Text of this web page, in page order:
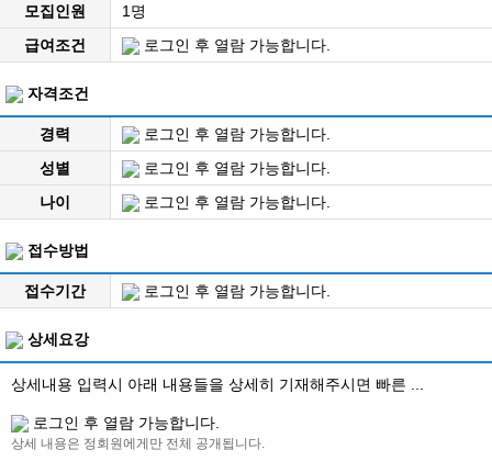
모집인원
1명
급여조건
로그인 후 열람 가능합니다.
자격조건
경력
로그인 후 열람 가능합니다.
성별
로그인 후 열람 가능합니다.
나이
로그인 후 열람 가능합니다.
접수방법
접수기간 로그인 후 열람 가능합니다.
상세요강
상세내용 입력시 아래 내용들을 상세히 기재해주시면 빠른 ...
로그인 후 열람 가능합니다.
상세 내용은 정회원에게만 전체 공개됩니다.